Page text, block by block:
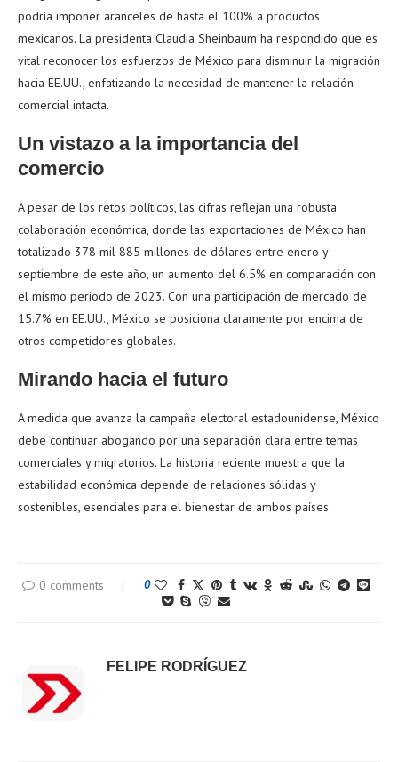
podría imponer aranceles de hasta el 100% a productos
mexicanos. La presidenta Claudia Sheinbaum ha respondido que es
vital reconocer los esfuerzos de México para disminuir la migración
hacia EE.UU., enfatizando la necesidad de mantener la relación
comercial intacta.
Un vistazo a la importancia del
comercio
A pesar de los retos políticos, las cifras reflejan una robusta
colaboración económica, donde las exportaciones de México han
totalizado 378 mil 885 millones de dólares entre enero y
septiembre de este año, un aumento del 6.5% en comparación con
el mismo periodo de 2023. Con una participación de mercado de
15.7% en EE.UU., México se posiciona claramente por encima de
otros competidores globales.
Mirando hacia el futuro
A medida que avanza la campaña electoral estadounidense, México
debe continuar abogando por una separación clara entre temas
comerciales y migratorios. La historia reciente muestra que la
estabilidad económica depende de relaciones sólidas y
sostenibles, esenciales para el bienestar de ambos países.
0 comments 0
FELIPE RODRÍGUEZ